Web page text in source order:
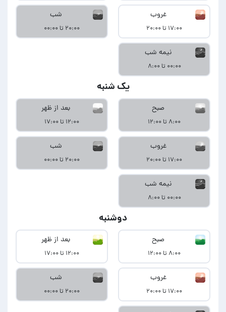
غروب
۱۷:۰۰ تا ۲۰:۰۰
شب
۲۰:۰۰ تا ۰۰:۰۰
نیمه شب
۰۰:۰۰ تا ۸:۰۰
یک شنبه
صبح
۸:۰۰ تا ۱۲:۰۰
بعد از ظهر
۱۲:۰۰ تا ۱۷:۰۰
غروب
۱۷:۰۰ تا ۲۰:۰۰
شب
۲۰:۰۰ تا ۰۰:۰۰
نیمه شب
۰۰:۰۰ تا ۸:۰۰
دوشنبه
صبح
۸:۰۰ تا ۱۲:۰۰
بعد از ظهر
۱۲:۰۰ تا ۱۷:۰۰
غروب
۱۷:۰۰ تا ۲۰:۰۰
شب
۲۰:۰۰ تا ۰۰:۰۰